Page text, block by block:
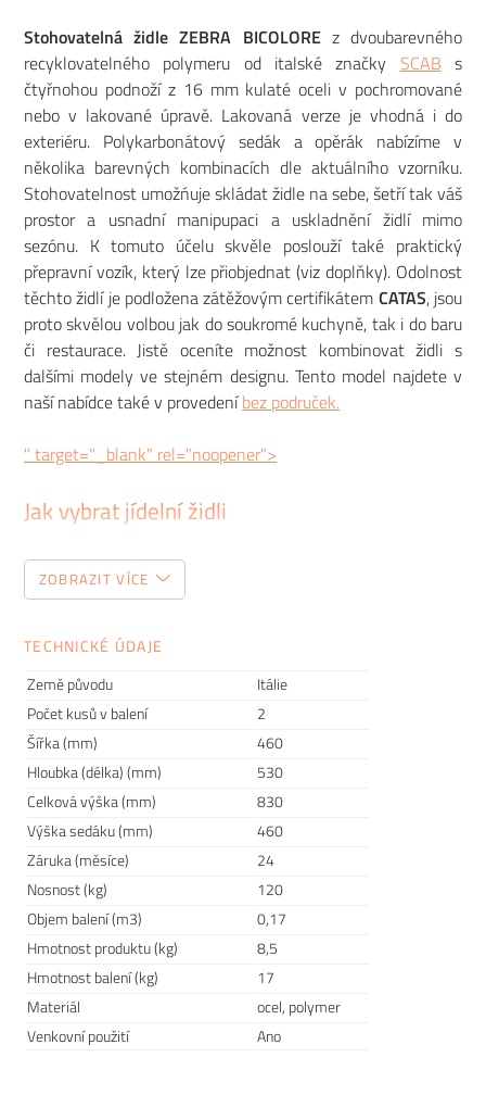
Stohovatelná židle ZEBRA BICOLOREz dvoubarevného
recyklovatelného polymeru od italské značky SCAB s
čtyřnohou podnoží z 16 mm kulaté oceli v pochromované
nebo v lakované úpravě. Lakovaná verze je vhodná i do
exteriéru. Polykarbonátový sedák a opěrák nabízíme v
několika barevných kombinacích dle aktuálního vzorníku.
Stohovatelnost umožńuje skládat židle na sebe, šetří tak váš
prostor a usnadní manipupaci a uskladnění židlí mimo
sezónu. K tomuto účelu skvěle poslouží také praktický
přepravní vozík, který lze přiobjednat (viz doplňky). Odolnost
těchto židlí je podložena zátěžovým certifikátem CATAS, jsou
proto skvělou volbou jak do soukromé kuchyně, tak i do baru
či restaurace. Jistě oceníte možnost kombinovat židli s
dalšími modely ve stejném designu. Tento model najdete v
naší nabídce také v provedeníbez područek.
" target="_blank" rel="noopener">
Jak vybrat jídelní židli
Tento zdánlivě jednoduchý kousek nábytku patří mezi
položky, do kterých je dobré investovat. Pokud totiž začnete
hned po ránu. Proto vám dnes poradíme, jak vybrat jídelní
židli, kterou budete milovat.
Dvoubarevné modely ZEBRA BICOLORE
ZOBRAZIT VÍCE
TECHNICKÉ ÚDAJE
Země původu
Itálie
Počet kusů v balení
2
Šířka (mm)
460
Hloubka (délka) (mm)
530
Celková výška (mm)
830
Výška sedáku (mm)
460
Záruka (měsíce)
24
Nosnost (kg)
120
Objem balení (m3)
0,17
Hmotnost produktu (kg)
8,5
Hmotnost balení (kg)
17
Materiál
ocel, polymer
Venkovní použití
Ano